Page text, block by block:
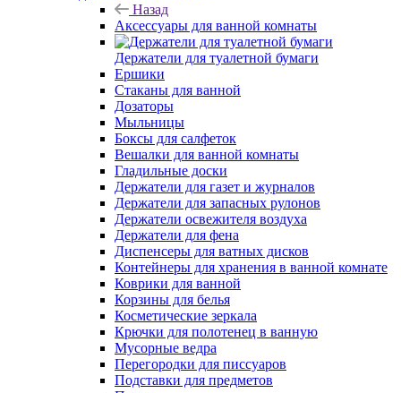
Держатели для туалетной бумаги
Ершики
Стаканы для ванной
Дозаторы
Мыльницы
Боксы для салфеток
Вешалки для ванной комнаты
Гладильные доски
Держатели для газет и журналов
Держатели для запасных рулонов
Держатели освежителя воздуха
Держатели для фена
Диспенсеры для ватных дисков
Контейнеры для хранения в ванной комнате
Коврики для ванной
Корзины для белья
Косметические зеркала
Крючки для полотенец в ванную
Мусорные ведра
Перегородки для писсуаров
Подставки для предметов
Полки
Полотенцедержатели
Поручни для ванной